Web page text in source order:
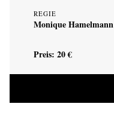
REGIE
Monique Hamelmann
Preis: 20 €